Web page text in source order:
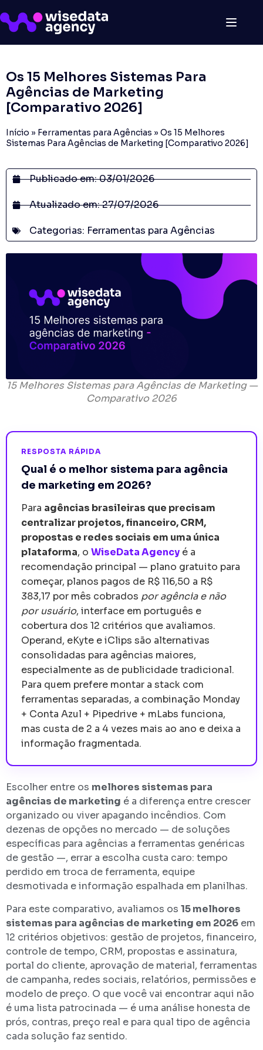
Os 15 Melhores Sistemas Para
Agências de Marketing
[Comparativo 2026]
Início » Ferramentas para Agências » Os 15 Melhores
Sistemas Para Agências de Marketing [Comparativo 2026]
Publicado em:03/01/2026
Atualizado em: 27/07/2026
Categorias: Ferramentas para Agências
15 Melhores Sistemas para Agências de Marketing —
Comparativo 2026
RESPOSTA RÁPIDA
Qual é o melhor sistema para agência
de marketing em 2026?
Para agências brasileiras que precisam
centralizar projetos, financeiro, CRM,
propostas e redes sociais em uma única
plataforma, o WiseData Agency é a
recomendação principal — plano gratuito para
começar, planos pagos de R$ 116,50 a R$
383,17 por mês cobrados por agência e não
por usuário, interface em português e
cobertura dos 12 critérios que avaliamos.
Operand, eKyte e iClips são alternativas
consolidadas para agências maiores,
especialmente as de publicidade tradicional.
Para quem prefere montar a stack com
ferramentas separadas, a combinação Monday
+ Conta Azul + Pipedrive + mLabs funciona,
mas custa de 2 a 4 vezes mais ao ano e deixa a
informação fragmentada.
Escolher entre os melhores sistemas para
agências de marketing é a diferença entre crescer
organizado ou viver apagando incêndios. Com
dezenas de opções no mercado — de soluções
específicas para agências a ferramentas genéricas
de gestão —, errar a escolha custa caro: tempo
perdido em troca de ferramenta, equipe
desmotivada e informação espalhada em planilhas.
Para este comparativo, avaliamos os 15 melhores
sistemas para agências de marketing em 2026 em
12 critérios objetivos: gestão de projetos, financeiro,
controle de tempo, CRM, propostas e assinatura,
portal do cliente, aprovação de material, ferramentas
de campanha, redes sociais, relatórios, permissões e
modelo de preço. O que você vai encontrar aqui não
é uma lista patrocinada — é uma análise honesta de
prós, contras, preço real e para qual tipo de agência
cada solução faz sentido.